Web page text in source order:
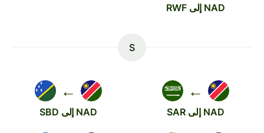
NAD إلى RWF
S
←
NAD إلى SAR
←
NAD إلى SBD